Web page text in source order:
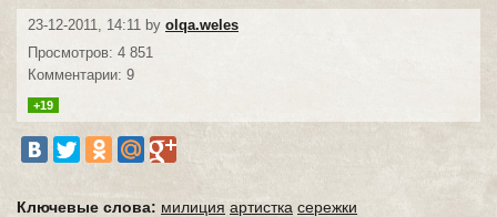
23-12-2011, 14:11 by olqa.weles
Просмотров: 4 851
Комментарии: 9
+19
Ключевые слова: милиция артистка сережки